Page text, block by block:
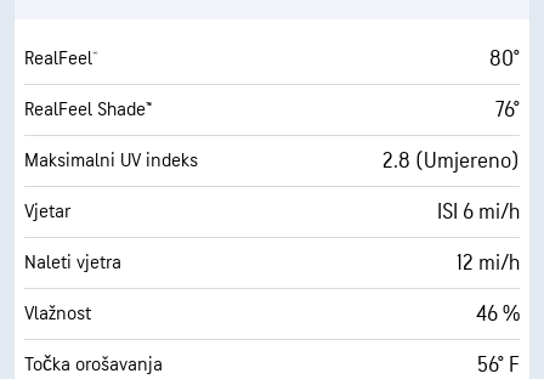
RealFeel® 80°
RealFeel Shade™ 76°
Maksimalni UV indeks 2.8 (Umjereno)
Vjetar ISI 6 mi/h
Naleti vjetra 12 mi/h
Vlažnost 46 %
Točka orošavanja 56° F